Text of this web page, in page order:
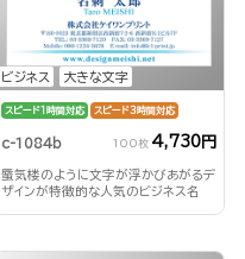
ビジネス 大きな文字
スピード1時間対応 スピード3時間対応
c-1084b 100枚 4,730円
蜃気楼のように文字が浮かびあがるデ
ザインが特徴的な人気のビジネス名